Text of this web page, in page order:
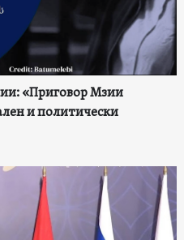
«Приговор Мзии
и политически